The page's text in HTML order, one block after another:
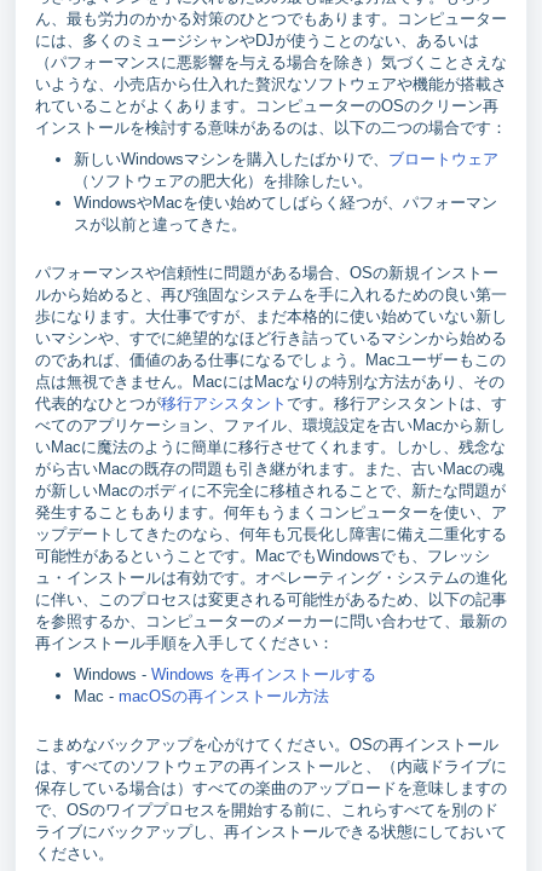
ん、最も労力のかかる対策のひとつでもあります。コンピューター
には、多くのミュージシャンやDJが使うことのない、あるいは
（パフォーマンスに悪影響を与える場合を除き）気づくことさえな
いような、小売店から仕入れた贅沢なソフトウェアや機能が搭載さ
れていることがよくあります。コンピューターのOSのクリーン再
インストールを検討する意味があるのは、以下の二つの場合です：
新しいWindowsマシンを購入したばかりで、 ブロートウェア
（ソフトウェアの肥大化）を排除したい。
WindowsやMacを使い始めてしばらく経つが、パフォーマン
スが以前と違ってきた。
パフォーマンスや信頼性に問題がある場合、OSの新規インストー
ルから始めると、再び強固なシステムを手に入れるための良い第一
歩になります。大仕事ですが、まだ本格的に使い始めていない新し
いマシンや、すでに絶望的なほど行き詰っているマシンから始める
のであれば、価値のある仕事になるでしょう。Macユーザーもこの
点は無視できません。MacにはMacなりの特別な方法があり、その
代表的なひとつが移行アシスタント です。移行アシスタントは、す
べてのアプリケーション、ファイル、環境設定を古いMacから新し
いMacに魔法のように簡単に移行させてくれます。しかし、残念な
がら古いMacの既存の問題も引き継がれます。また、古いMacの魂
が新しいMacのボディに不完全に移植されることで、新たな問題が
発生することもあります。何年もうまくコンピューターを使い、ア
ップデートしてきたのなら、何年も冗長化し障害に備え二重化する
可能性があるということです。MacでもWindowsでも、フレッシ
ュ・インストールは有効です。オペレーティング・システムの進化
に伴い、このプロセスは変更される可能性があるため、以下の記事
を参照するか、コンピューターのメーカーに問い合わせて、最新の
再インストール手順を入手してください：
Windows - Windows を再インストールする
Mac - macOSの再インストール方法
こまめなバックアップを心がけてください。OSの再インストール
は、すべてのソフトウェアの再インストールと、（内蔵ドライブに
保存している場合は）すべての楽曲のアップロードを意味しますの
で、OSのワイププロセスを開始する前に、これらすべてを別のド
ライブにバックアップし、再インストールできる状態にしておいて
ください。